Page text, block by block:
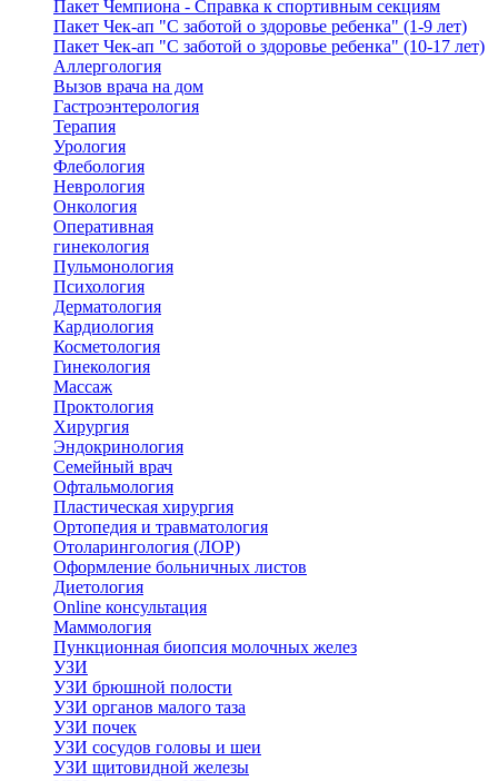
Пакет Чемпиона - Справка к спортивным секциям
Пакет Чек-ап "С заботой о здоровье ребенка" (1-9 лет)
Пакет Чек-ап "С заботой о здоровье ребенка" (10-17 лет)
Аллергология
Вызов врача на дом
Гастроэнтерология
Терапия
Урология
Флебология
Неврология
Онкология
Оперативная
гинекология
Пульмонология
Психология
Дерматология
Кардиология
Косметология
Гинекология
Массаж
Проктология
Хирургия
Эндокринология
Семейный врач
Офтальмология
Пластическая хирургия
Ортопедия и травматология
Отоларингология (ЛОР)
Оформление больничных листов
Диетология
Online консультация
Маммология
Пункционная биопсия молочных желез
УЗИ
УЗИ брюшной полости
УЗИ органов малого таза
УЗИ почек
УЗИ сосудов головы и шеи
УЗИ щитовидной железы